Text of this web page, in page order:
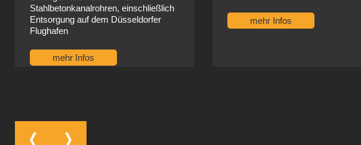
mehr Infos mehr Infos